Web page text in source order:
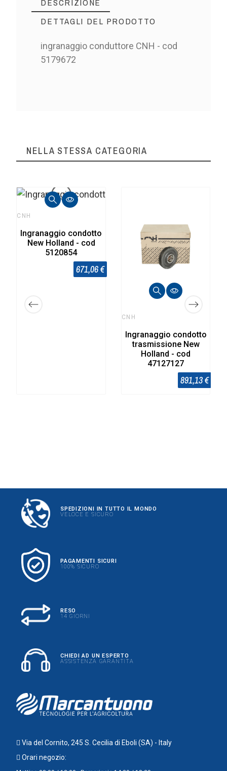
DETTAGLI DEL PRODOTTO
ingranaggio conduttore CNH - cod
5179672
NELLA STESSA CATEGORIA
CNH
Ingranaggio condotto
New Holland - cod
5120854
671,06 €
CNH
Ingranaggio condotto
trasmissione New
Holland - cod
47127127
891,13 €
SPEDIZIONI IN TUTTO IL MONDO
VELOCE E SICURO
PAGAMENTI SICURI
100% SICURO
RESO
14 GIORNI
CHIEDI AD UN ESPERTO
ASSISTENZA GARANTITA
Via del Cornito, 245 S. Cecilia di Eboli (SA) - Italy
Orari negozio: